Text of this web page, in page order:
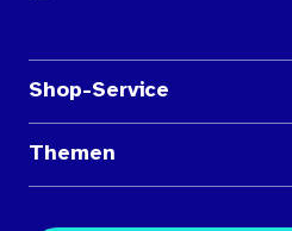
Shop-Service
Medienübersichten
Themen